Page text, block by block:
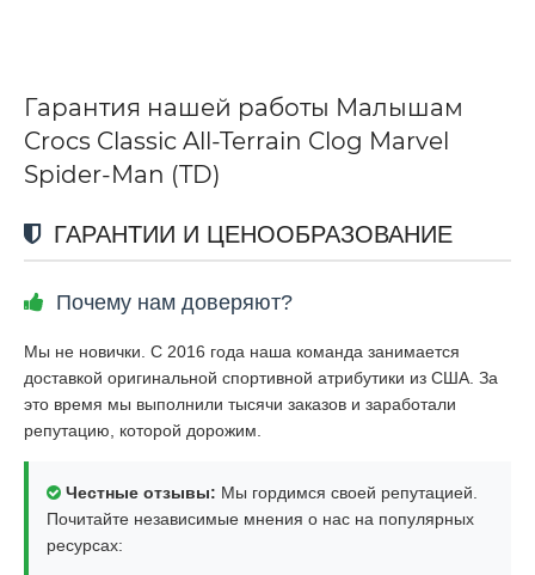
Гарантия нашей работы Малышам
Crocs Classic All-Terrain Clog Marvel
Spider-Man (TD)
ГАРАНТИИ И ЦЕНООБРАЗОВАНИЕ
Почему нам доверяют?
Мы не новички. С 2016 года наша команда занимается
доставкой оригинальной спортивной атрибутики из США. За
это время мы выполнили тысячи заказов и заработали
репутацию, которой дорожим.
Честные отзывы: Мы гордимся своей репутацией.
Почитайте независимые мнения о нас на популярных
ресурсах: